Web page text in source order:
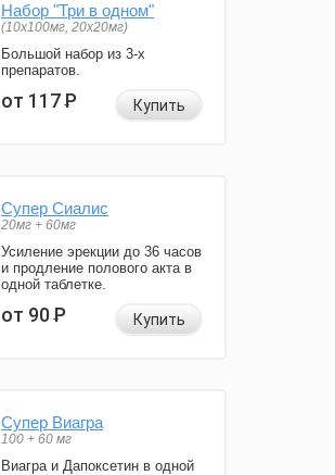
Набор "Три в одном"
(10x100мг, 20x20мг)
Большой набор из 3-х
препаратов.
от 117Р Купить
Супер Сиалис
20мг + 60мг
Усиление эрекции до 36 часов
и продление полового акта в
одной таблетке.
от 90Р Купить
Супер Виагра
100 + 60 мг
Виагра и Дапоксетин в одной